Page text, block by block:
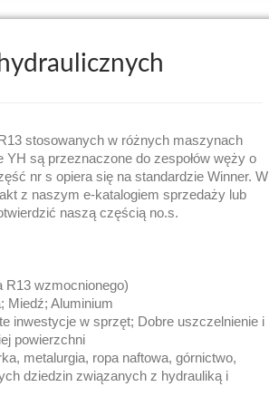
stosowanych w różnych maszynach
są przeznaczone do zespołów węży o
nr s opiera się na standardzie Winner. W
z naszym e-katalogiem sprzedaży lub
naszą częścią no.s.
R13 wzmocnionego)
Miedź; Aluminium
inwestycje w sprzęt; Dobre uszczelnienie i
powierzchni
metalurgia, ropa naftowa, górnictwo,
dziedzin związanych z hydrauliką i